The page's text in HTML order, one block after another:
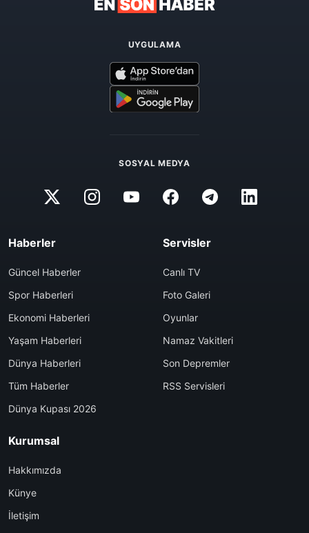
UYGULAMA
SOSYAL MEDYA
Haberler
Güncel Haberler
Spor Haberleri
Ekonomi Haberleri
Yaşam Haberleri
Dünya Haberleri
Tüm Haberler
Dünya Kupası 2026
Servisler
Canlı TV
Foto Galeri
Oyunlar
Namaz Vakitleri
Son Depremler
RSS Servisleri
Kurumsal
Hakkımızda
Künye
İletişim